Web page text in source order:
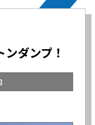
ダンプ！